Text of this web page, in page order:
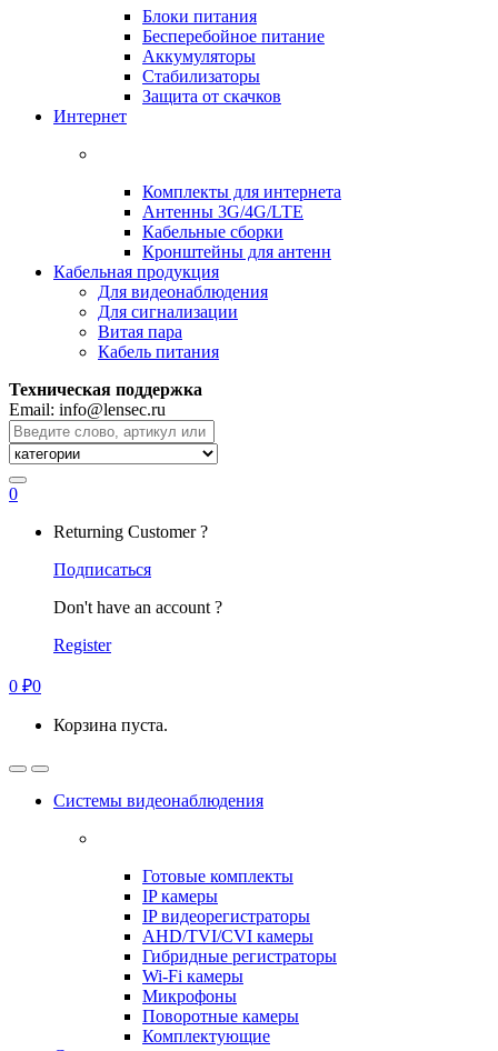
Блоки питания
Бесперебойное питание
Аккумуляторы
Стабилизаторы
Защита от скачков
Интернет
Комплекты для интернета
Антенны 3G/4G/LTE
Кабельные сборки
Кронштейны для антенн
Кабельная продукция
Для видеонаблюдения
Для сигнализации
Витая пара
Кабель питания
Техническая поддержка
Email: info@lensec.ru
Search
for:
0
Returning Customer ?
Подписаться
Don't have an account ?
Register
0 ₽0
Корзина пуста.
Системы видеонаблюдения
Готовые комплекты
IP камеры
IP видеорегистраторы
AHD/TVI/CVI камеры
Гибридные регистраторы
Wi-Fi камеры
Микрофоны
Поворотные камеры
Комплектующие